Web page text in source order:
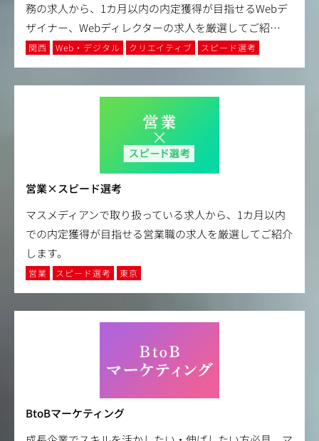
務の求人から、1カ月以内の内定獲得が目指せるWebデ
ザイナー、Webディレクターの求人を厳選してご紹…
関西 Web・デジタル クリエイティブ スピード選考
営業×スピード選考
マスメディアンで取り扱っている求人から、1カ月以内
での内定獲得が目指せる営業職の求人を厳選してご紹介
します。
営業 スピード選考 東京
BtoBマーケティング